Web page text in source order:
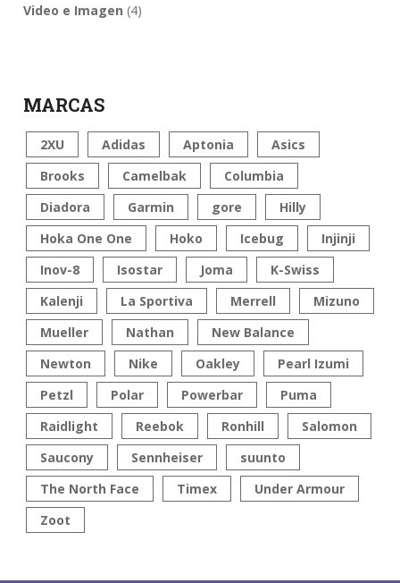
Video e Imagen (4)
MARCAS
2XU Adidas Aptonia
Asics
Brooks
Camelbak
Columbia
Diadora
Garmin gore
Hilly
Hoka One One
Hoko Icebug
Injinji
Inov-8
Isostar Joma
K-Swiss
Kalenji
La Sportiva Merrell
Mizuno
Mueller
Nathan
New Balance
Newton
Nike Oakley
Pearl Izumi
Petzl
Polar Powerbar
Puma
Raidlight
Reebok Ronhill
Salomon
Saucony
Sennheiser
suunto
The North Face
Timex
Under Armour
Zoot